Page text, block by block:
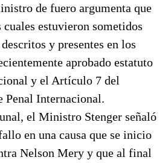
de fuero argumenta que
estuvieron sometidos
y presentes en los
aprobado estatuto
y el Artículo 7 del
Penal Internacional.
el Ministro Stenger señaló
en una causa que se inicio
Nelson Mery y que al final